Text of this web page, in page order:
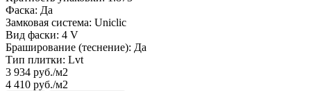
Фаска: Да
Замковая система: Uniclic
Вид фаски: 4 V
Браширование (теснение): Да
Тип плитки: Lvt
3 934 руб./м2
4 410 руб./м2